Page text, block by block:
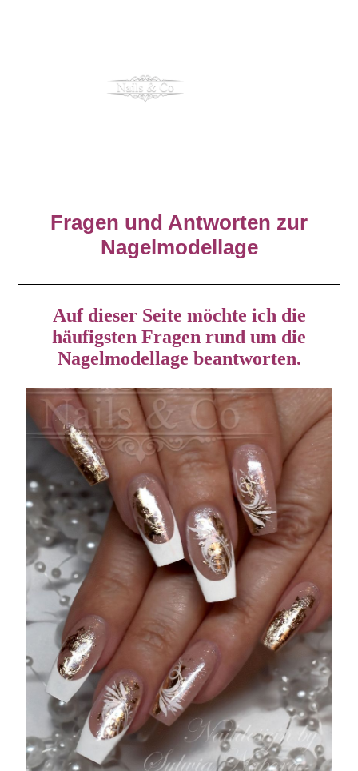
Fragen und Antworten zur
Nagelmodellage
Auf dieser Seite möchte ich die
häufigsten Fragen rund um die
Nagelmodellage beantworten.